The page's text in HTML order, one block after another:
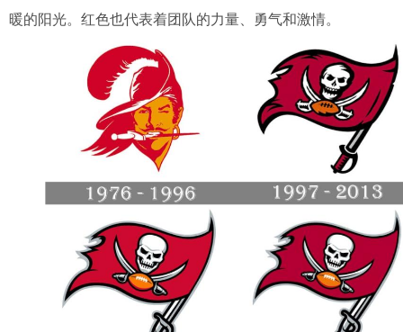
暖的阳光。红色也代表着团队的力量、勇气和激情。